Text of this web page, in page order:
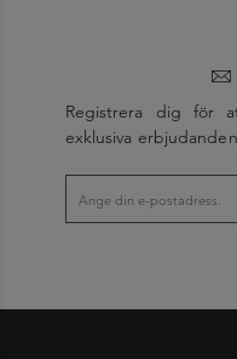
Registrera dig för
exklusiva